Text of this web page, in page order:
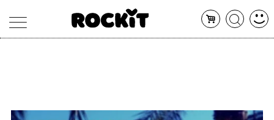
CONCERTI